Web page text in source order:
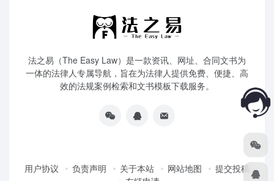
法之易（The Easy Law）是一款资讯、网址、合同文书为
一体的法律人专属导航，旨在为法律人提供免费、便捷、高
效的法规案例检索和文书模板下载服务。
用户协议 负责声明 关于本站 网站地图
提交投稿